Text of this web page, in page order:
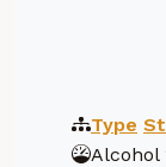
Type
Alcohol